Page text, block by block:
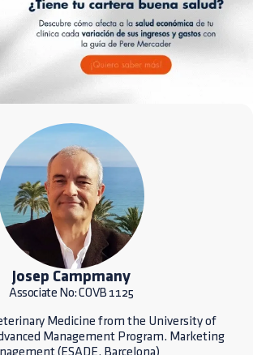
Josep Campmany
Associate No: COVB 1125
Medicine from the University of
Management Program. Marketing
(ESADE, Barcelona)